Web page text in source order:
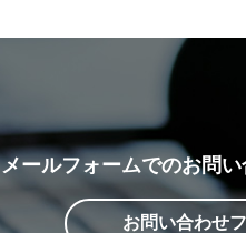
メールフォームでのお問
お問い合わせ